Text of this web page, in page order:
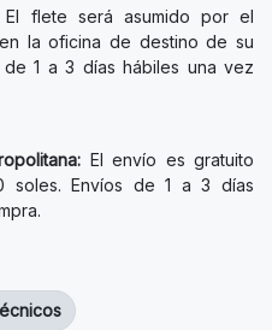
El flete será asumido por el
la oficina de destino de su
1 a 3 días hábiles una vez
El envío es gratuito
soles. Envíos de 1 a 3 días